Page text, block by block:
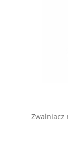
Zwalniacz